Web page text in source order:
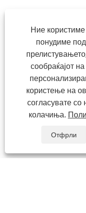
Ние
понудиме
сообраќајот
користење на
согласувате
колачиња.
Отфрли